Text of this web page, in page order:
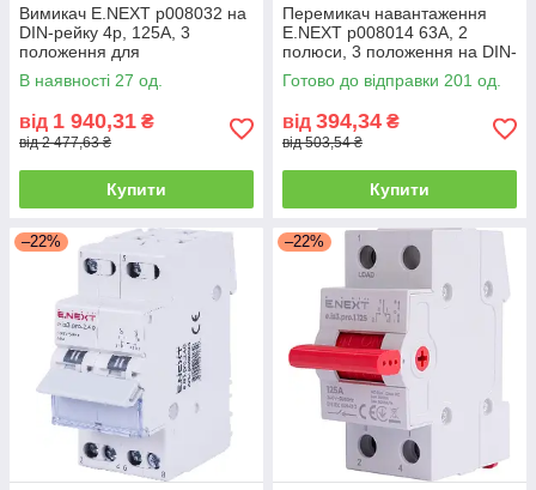
Вимикач E.NEXT p008032 на
DIN-рейку 4p, 125А, 3
положення для
електромереж.
В наявності 27 од.
від 1 940,31 ₴
від 2 477,63 ₴
Купити
Перемикач навантаження
E.NEXT p008014 63А, 2
полюси, 3 положення на DIN-
рейку
Готово до відправки 201 од.
від 394,34 ₴
від 503,54 ₴
Купити
–22% –22%